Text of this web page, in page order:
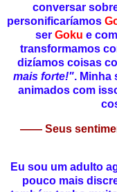
conversar
personificaríamos
ser Goku e
transformamos
dizíamos coisas
mais forte!". Minha
animados com
—— Seus
Eu sou um adulto
pouco mais